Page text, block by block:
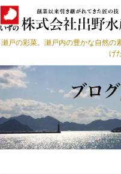
瀬戸の彩菜。瀬戸内の豊かな自然の
げ